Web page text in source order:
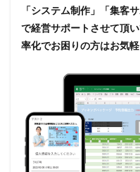
「システム制作」「集客
で経営サポートさせて頂
率化でお困りの方はお気